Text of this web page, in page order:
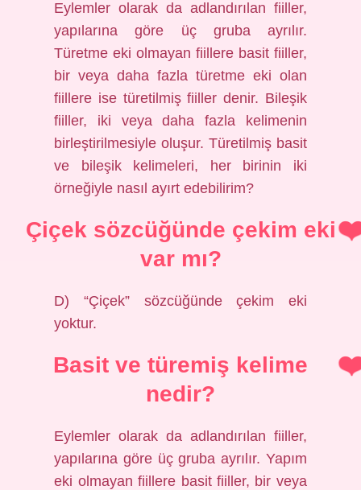
Eylemler olarak da adlandırılan fiiller,
yapılarına göre üç gruba ayrılır.
Türetme eki olmayan fiillere basit fiiller,
bir veya daha fazla türetme eki olan
fiillere ise türetilmiş fiiller denir. Bileşik
fiiller, iki veya daha fazla kelimenin
birleştirilmesiyle oluşur. Türetilmiş basit
ve bileşik kelimeleri, her birinin iki
örneğiyle nasıl ayırt edebilirim?
Çiçek sözcüğünde çekim eki
var mı?
D) “Çiçek” sözcüğünde çekim eki
yoktur.
Basit ve türemiş kelime
nedir?
Eylemler olarak da adlandırılan fiiller,
yapılarına göre üç gruba ayrılır. Yapım
eki olmayan fiillere basit fiiller, bir veya